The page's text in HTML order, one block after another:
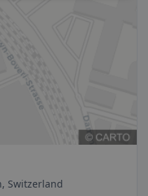
Switzerland